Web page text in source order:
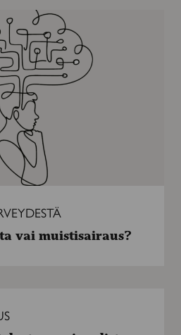
vai muistisairaus?